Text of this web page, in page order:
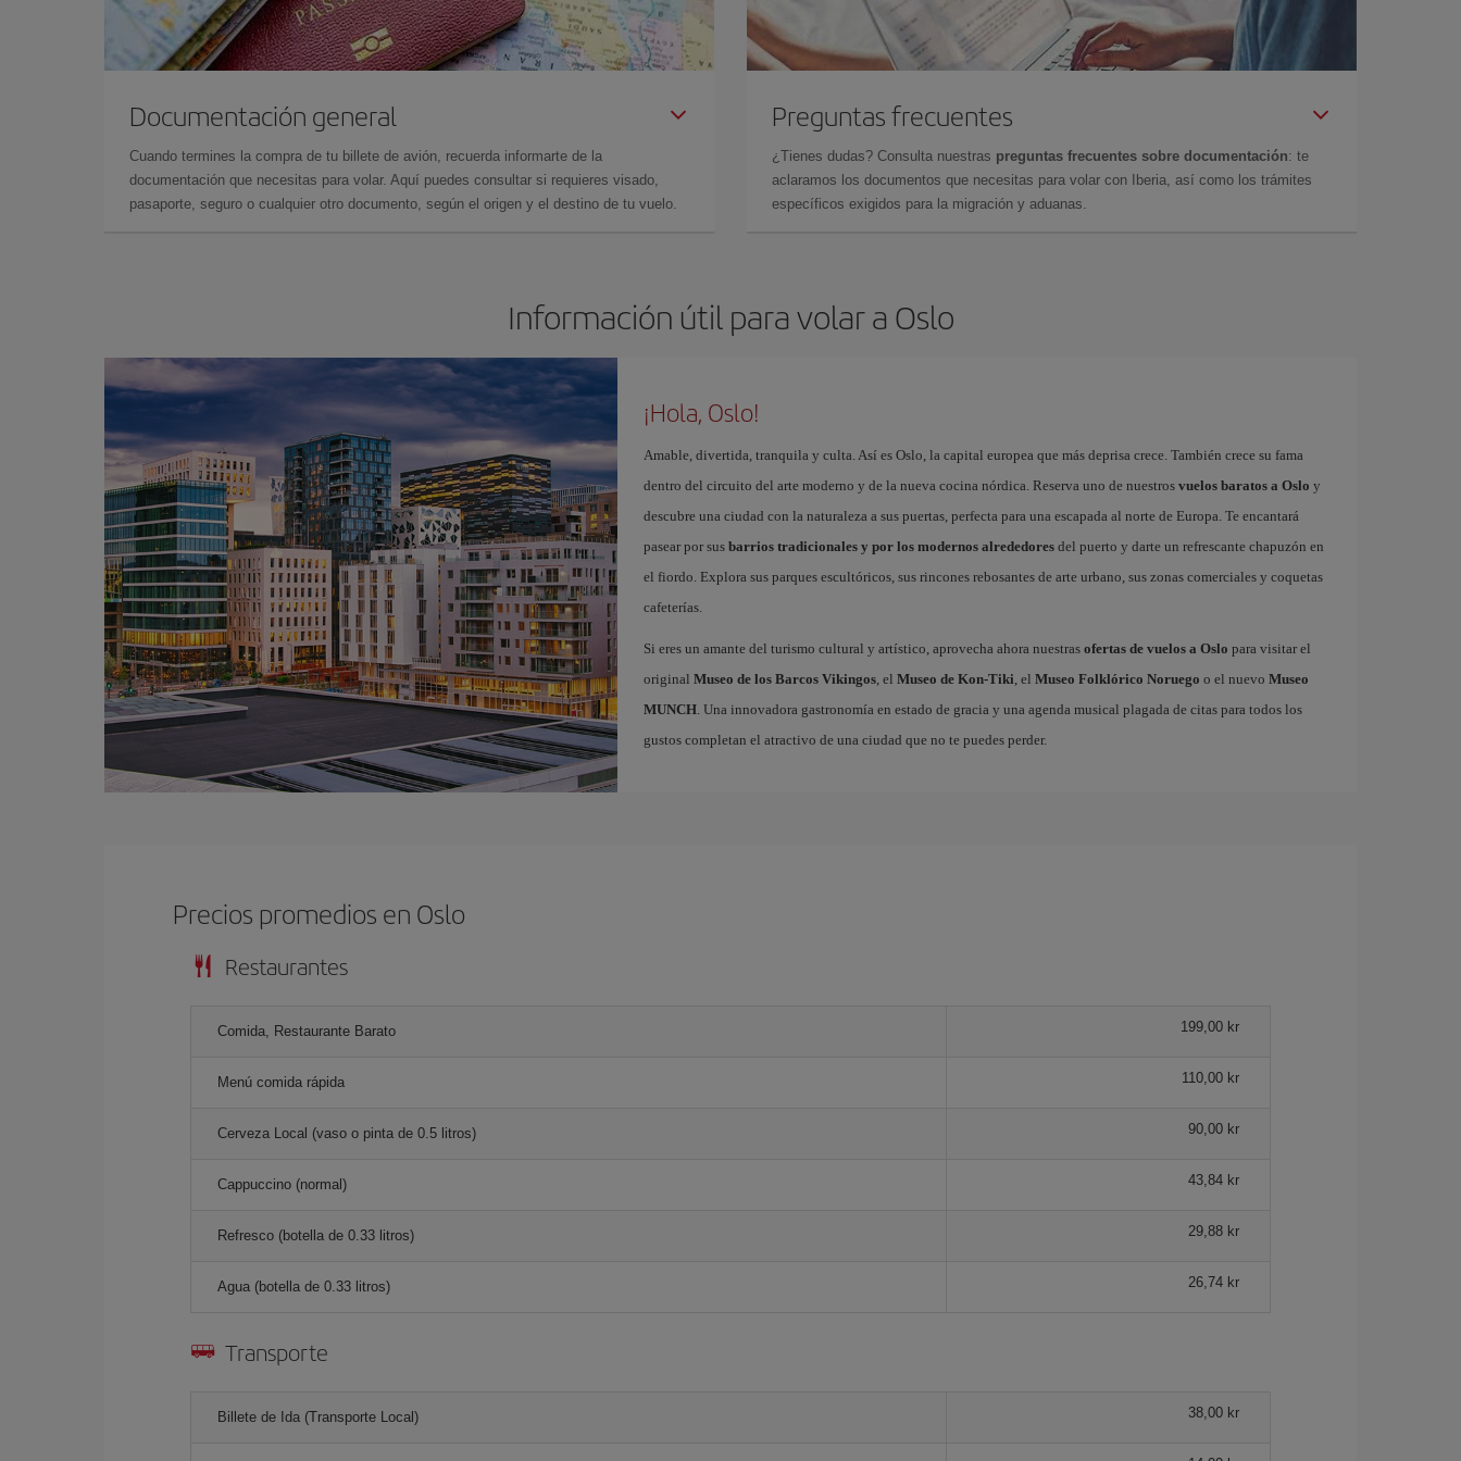
Documentación general
Cuando termines la compra de tu billete de avión, recuerda informarte de la
documentación que necesitas para volar. Aquí puedes consultar si requieres visado,
pasaporte, seguro o cualquier otro documento, según el origen y el destino de tu vuelo.
Preguntas frecuentes
¿Tienes dudas? Consulta nuestras preguntas frecuentes sobre documentación: te
aclaramos los documentos que necesitas para volar con Iberia, así como los trámites
específicos exigidos para la migración y aduanas.
Información útil para volar a Oslo
¡Hola, Oslo!
Amable, divertida, tranquila y culta. Así es Oslo, la capital europea que más deprisa crece. También crece su fama
dentro del circuito del arte moderno y de la nueva cocina nórdica. Reserva uno de nuestros vuelos baratos a Oslo y
descubre una ciudad con la naturaleza a sus puertas, perfecta para una escapada al norte de Europa. Te encantará
pasear por sus barrios tradicionales y por los modernos alrededoresdel puerto y darte un refrescante chapuzón en
el fiordo. Explora sus parques escultóricos, sus rincones rebosantes de arte urbano, sus zonas comerciales y coquetas
cafeterías.
Si eres un amante del turismo cultural y artístico, aprovecha ahora nuestras ofertas de vuelos a Oslo para visitar el
original Museo de los Barcos Vikingos, el Museo de Kon-Tiki, el Museo Folklórico Noruego o el nuevo Museo
MUNCH. Una innovadora gastronomía en estado de gracia y una agenda musical plagada de citas para todos los
gustos completan el atractivo de una ciudad que no te puedes perder.
Precios promedios en Oslo
Restaurantes
Comida, Restaurante Barato 199,00 kr
Menú comida rápida 110,00 kr
Cerveza Local (vaso o pinta de 0.5 litros) 90,00 kr
Cappuccino (normal) 43,84 kr
Refresco (botella de 0.33 litros) 29,88 kr
Agua (botella de 0.33 litros) 26,74 kr
Transporte
Billete de Ida (Transporte Local) 38,00 kr